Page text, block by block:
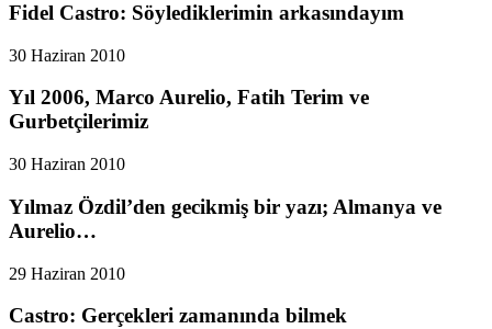
Fidel Castro: Söylediklerimin arkasındayım
30 Haziran 2010
Yıl 2006, Marco Aurelio, Fatih Terim ve
Gurbetçilerimiz
30 Haziran 2010
Yılmaz Özdil’den gecikmiş bir yazı; Almanya ve
Aurelio…
29 Haziran 2010
Castro: Gerçekleri zamanında bilmek